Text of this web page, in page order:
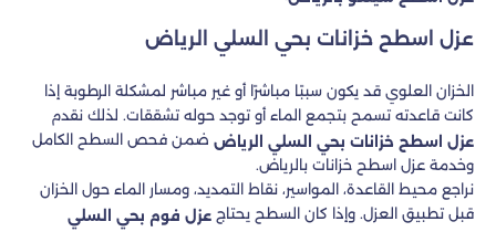
عزل اسطح خزانات بحي السلي الرياض
الخزان العلوي قد يكون سببًا مباشرًا أو غير مباشر لمشكلة الرطوبة إذا
كانت قاعدته تسمح بتجمع الماء أو توجد حوله تشققات. لذلك نقدم
عزل اسطح خزانات بحي السلي الرياض ضمن فحص السطح الكامل
وخدمة عزل اسطح خزانات بالرياض.
نراجع محيط القاعدة، المواسير، نقاط التمديد، ومسار الماء حول الخزان
قبل تطبيق العزل. وإذا كان السطح يحتاج عزل فوم بحي السلي